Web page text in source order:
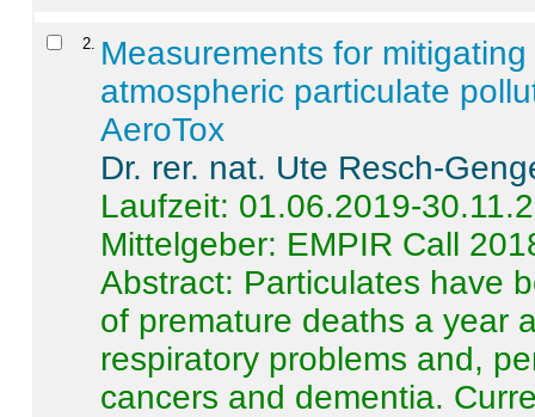
2
Measurements for
atmospheric particulate
AeroTox
Dr. rer. nat. Ute Resch-
Laufzeit: 01.06.2019-
Mittelgeber: EMPIR Call
Abstract: Particulates have
of premature deaths a year
respiratory problems and,
cancers and dementia.